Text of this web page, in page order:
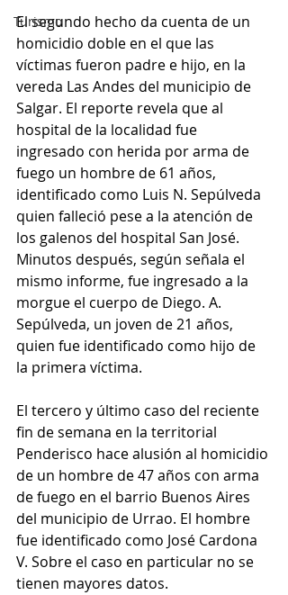
Turismo
El segundo hecho da cuenta de un
homicidio doble en el que las
víctimas fueron padre e hijo, en la
vereda Las Andes del municipio de
Salgar. El reporte revela que al
hospital de la localidad fue
ingresado con herida por arma de
fuego un hombre de 61 años,
identificado como Luis N. Sepúlveda
quien falleció pese a la atención de
los galenos del hospital San José.
Minutos después, según señala el
mismo informe, fue ingresado a la
morgue el cuerpo de Diego. A.
Sepúlveda, un joven de 21 años,
quien fue identificado como hijo de
la primera víctima.
El tercero y último caso del reciente
fin de semana en la territorial
Penderisco hace alusión al homicidio
de un hombre de 47 años con arma
de fuego en el barrio Buenos Aires
del municipio de Urrao. El hombre
fue identificado como José Cardona
V. Sobre el caso en particular no se
tienen mayores datos.